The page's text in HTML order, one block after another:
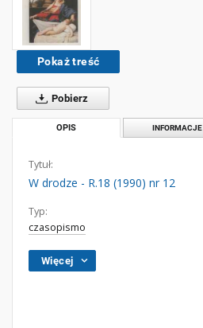
Pokaż treść
Pobierz
OPIS INFORMACJE
Tytuł:
W drodze - R.18 (1990) nr 12
Typ:
czasopismo
Więcej